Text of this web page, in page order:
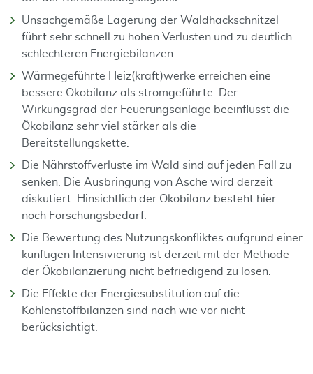
Unsachgemäße Lagerung der Waldhackschnitzel
führt sehr schnell zu hohen Verlusten und zu deutlich
schlechteren Energiebilanzen.
Wärmegeführte Heiz(kraft)werke erreichen eine
bessere Ökobilanz als stromgeführte. Der
Wirkungsgrad der Feuerungsanlage beeinflusst die
Ökobilanz sehr viel stärker als die
Bereitstellungskette.
Die Nährstoffverluste im Wald sind auf jeden Fall zu
senken. Die Ausbringung von Asche wird derzeit
diskutiert. Hinsichtlich der Ökobilanz besteht hier
noch Forschungsbedarf.
Die Bewertung des Nutzungskonfliktes aufgrund einer
künftigen Intensivierung ist derzeit mit der Methode
der Ökobilanzierung nicht befriedigend zu lösen.
Die Effekte der Energiesubstitution auf die
Kohlenstoffbilanzen sind nach wie vor nicht
berücksichtigt.